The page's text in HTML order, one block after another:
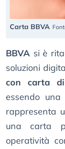
Carta BBVA
BBVA si è
soluzioni
con carta
essendo
rappresenta
una carta
operatività